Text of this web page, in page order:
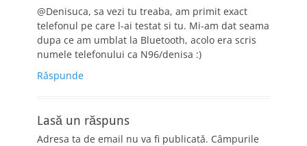
@Denisuca, sa vezi tu treaba, am primit exact
telefonul pe care l-ai testat si tu. Mi-am dat seama
dupa ce am umblat la Bluetooth, acolo era scris
numele telefonului ca N96/denisa :)
Răspunde
Lasă un răspuns
Adresa ta de email nu va fi publicată. Câmpurile